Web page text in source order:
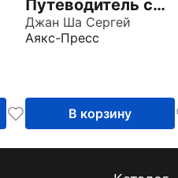
Путеводитель с
маршрутами +
карта
Джан Ша Сергей
Аякс-Пресс
В корзину